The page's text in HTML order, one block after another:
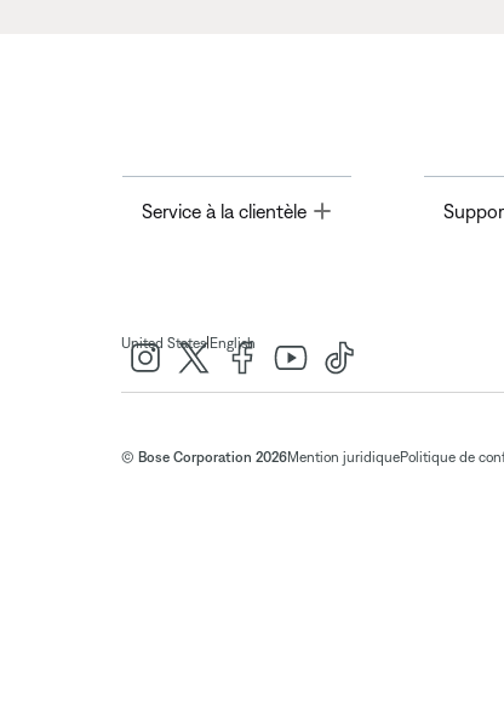
Service à la clientèle Toggle
United States| English
© Bose Corporation 2026Mention juridiquePolitique de